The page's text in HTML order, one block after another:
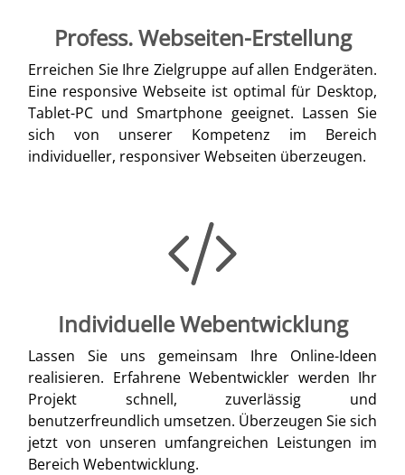
Profess. Webseiten-Erstellung
Erreichen Sie Ihre Zielgruppe auf allen Endgeräten.
Eine responsive Webseite ist optimal für Desktop,
Tablet-PC und Smartphone geeignet. Lassen Sie
sich von unserer Kompetenz im Bereich
individueller, responsiver Webseiten überzeugen.
Individuelle Webentwicklung
Lassen Sie uns gemeinsam Ihre Online-Ideen
realisieren. Erfahrene Webentwickler werden Ihr
Projekt schnell, zuverlässig und
benutzerfreundlich umsetzen. Überzeugen Sie sich
jetzt von unseren umfangreichen Leistungen im
Bereich Webentwicklung.